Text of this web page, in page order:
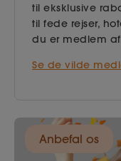
til eksklusive
til fede rejser,
du er medlem
Se de vilde
Anbefal os